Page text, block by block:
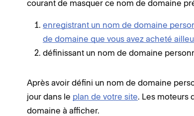
courant de masquer ce nom de domaine
enregistrant un nom de domaine
de domaine que vous avez acheté
définissant un nom de domaine
Après avoir défini un nom de domaine
jour dans le plan de votre site. Les moteurs
domaine à afficher.